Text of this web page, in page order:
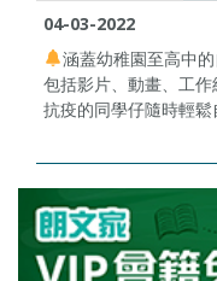
04-03-2022
涵蓋幼稚園至高中
包括影片、動畫、工
抗疫的同學仔隨時輕鬆